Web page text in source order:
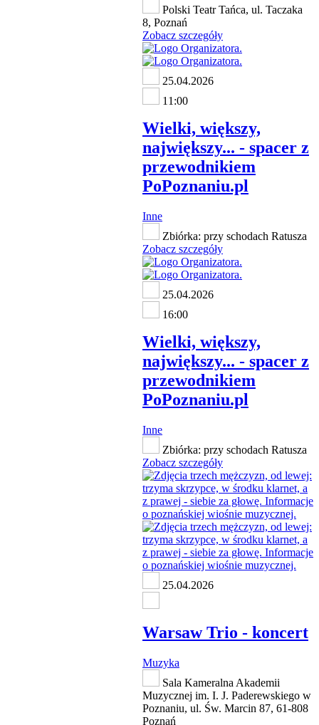
Polski Teatr Tańca, ul. Taczaka
8, Poznań
Zobacz szczegóły
25.04.2026
11:00
Wielki, większy,
największy... - spacer z
przewodnikiem
PoPoznaniu.pl
Inne
Zbiórka: przy schodach Ratusza
Zobacz szczegóły
25.04.2026
16:00
Wielki, większy,
największy... - spacer z
przewodnikiem
PoPoznaniu.pl
Inne
Zbiórka: przy schodach Ratusza
Zobacz szczegóły
25.04.2026
Warsaw Trio - koncert
Muzyka
Sala Kameralna Akademii
Muzycznej im. I. J. Paderewskiego w
Poznaniu, ul. Św. Marcin 87, 61-808
Poznań